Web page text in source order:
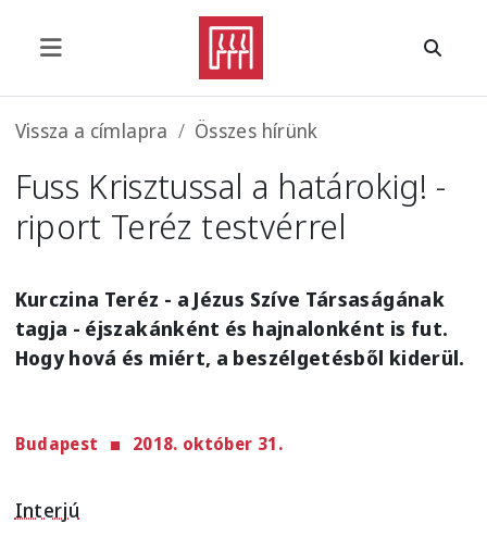
Morzsa
Vissza a címlapra Összes hírünk
Fuss Krisztussal a határokig! -
riport Teréz testvérrel
Kurczina Teréz - a Jézus Szíve Társaságának
tagja - éjszakánként és hajnalonként is fut.
Hogy hová és miért, a beszélgetésből kiderül.
Budapest 2018. október 31.
Interjú